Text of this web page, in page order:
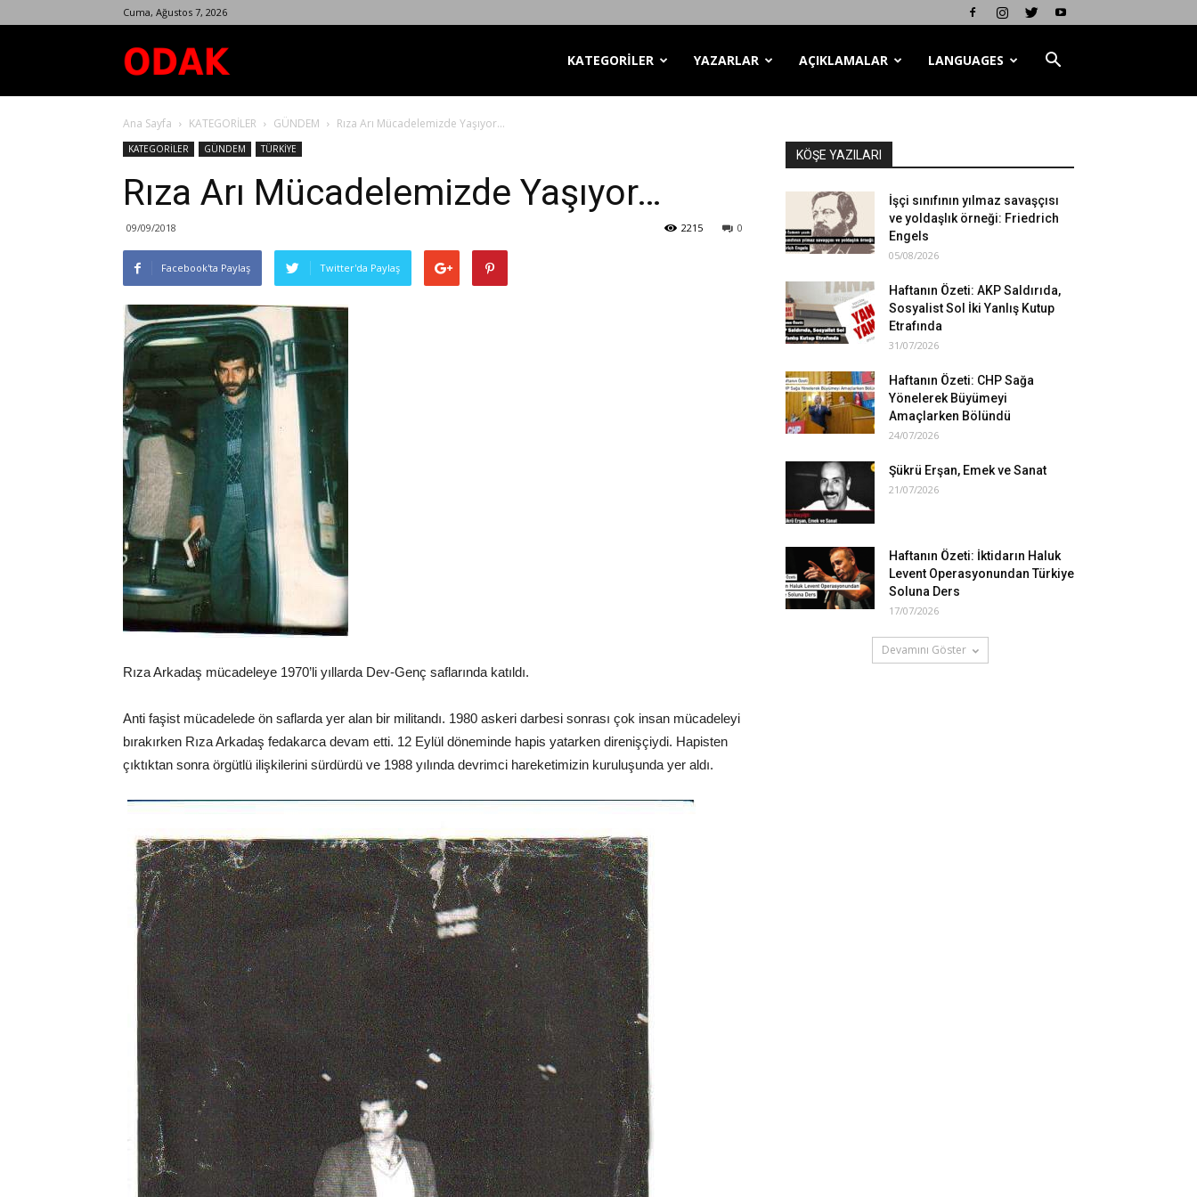
Cuma, Ağustos 7, 2026
Dergisi
KATEGORİLER YAZARLAR AÇIKLAMALAR LANGUAGES
Ana Sayfa KATEGORİLER GÜNDEM Rıza Arı Mücadelemizde Yaşıyor…
KATEGORİLER GÜNDEM TÜRKİYE
Rıza Arı Mücadelemizde Yaşıyor…
09/09/2018 0
2215
Facebook'ta Paylaş Twitter'da Paylaş
Rıza Arkadaş mücadeleye 1970’li yıllarda Dev-Genç saflarında katıldı.
Anti faşist mücadelede ön saflarda yer alan bir militandı. 1980 askeri darbesi sonrası çok insan mücadeleyi
bırakırken Rıza Arkadaş fedakarca devam etti. 12 Eylül döneminde hapis yatarken direnişçiydi. Hapisten
çıktıktan sonra örgütlü ilişkilerini sürdürdü ve 1988 yılında devrimci hareketimizin kuruluşunda yer aldı.
KÖŞE YAZILARI
İşçi sınıfının yılmaz savaşçısı
ve yoldaşlık örneği: Friedrich
Engels
05/08/2026
Haftanın Özeti: AKP Saldırıda,
Sosyalist Sol İki Yanlış Kutup
Etrafında
31/07/2026
Haftanın Özeti: CHP Sağa
Yönelerek Büyümeyi
Amaçlarken Bölündü
24/07/2026
Şükrü Erşan, Emek ve Sanat
21/07/2026
Haftanın Özeti: İktidarın Haluk
Levent Operasyonundan Türkiye
Soluna Ders
17/07/2026
Devamını Göster